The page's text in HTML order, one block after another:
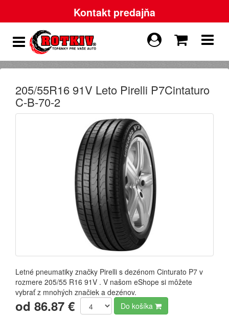
Kontakt predajňa
205/55R16 91V Leto Pirelli P7Cintaturo
C-B-70-2
Letné pneumatiky značky Pirelli s dezénom Cinturato P7 v
rozmere 205/55 R16 91V . V našom eShope si môžete
vybrať z mnohých značiek a dezénov.
od 86.87 € Do košíka